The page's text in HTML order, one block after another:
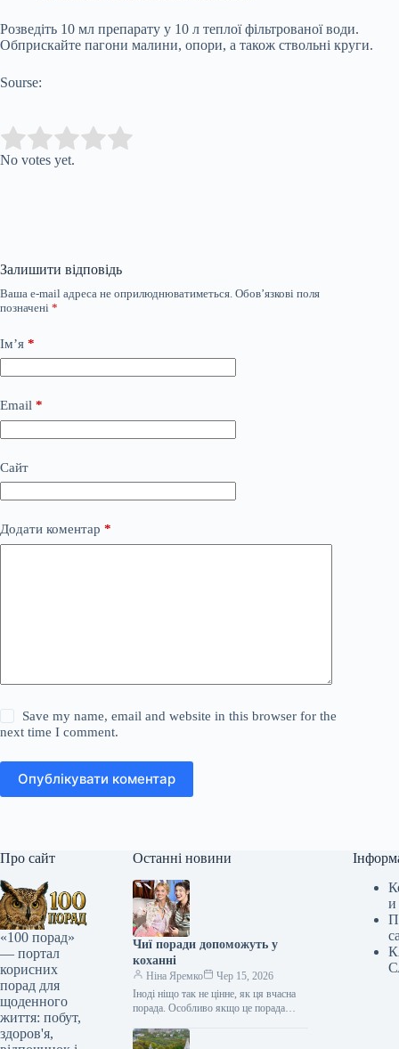
Розведіть 10 мл препарату у 10 л теплої фільтрованої води.
Обприскайте пагони малини, опори, а також ствольні круги.
Sourse:
Rate this item:
No votes yet.
Залишити відповідь
Ваша e-mail адреса не оприлюднюватиметься. Обов’язкові поля
позначені *
Ім’я *
Email *
Сайт
Додати коментар *
Save my name, email and website in this browser for the
next time I comment.
Опублікувати коментар
Про сайт
«100 порад»
— портал
корисних
порад для
щоденного
життя: побут,
здоров'я,
Останні новини
Чиї поради допоможуть у
коханні
Ніна Яремко
Чер 15, 2026
Іноді ніщо так не цінне, як ця вчасна
порада. Особливо якщо це порада
косметолога, тренера, стиліста…
и